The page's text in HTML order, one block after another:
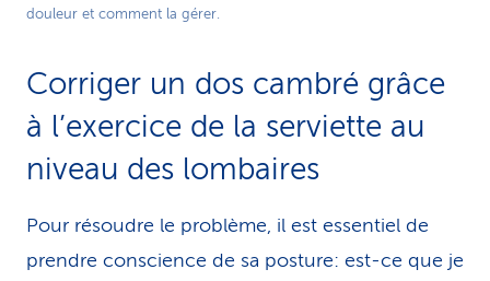
douleur et comment la gérer.
Corriger un dos cambré grâce
à l’exercice de la serviette au
niveau des lombaires
Pour résoudre le problème, il est essentiel de
prendre conscience de sa posture: est-ce que je